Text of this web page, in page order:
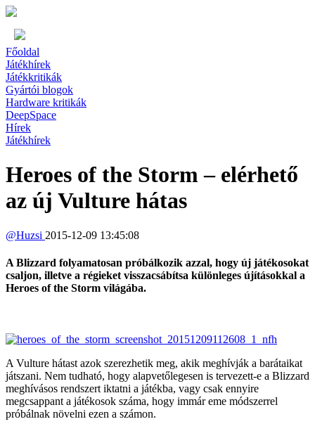
Főoldal
Játékhírek
Játékkritikák
Gyártói blogok
Hardware kritikák
DeepSpace
Hírek
Játékhírek
Heroes of the Storm – elérhető
az új Vulture hátas
@Huzsi 2015-12-09 13:45:08
A Blizzard folyamatosan próbálkozik azzal, hogy új játékosokat
csaljon, illetve a régieket visszacsábítsa különleges újításokkal a
Heroes of the Storm világába.
A Vulture hátast azok szerezhetik meg, akik meghívják a barátaikat
játszani. Nem tudható, hogy alapvetőlegesen is tervezett-e a Blizzard
meghívásos rendszert iktatni a játékba, vagy csak ennyire
megcsappant a játékosok száma, hogy immár eme módszerrel
próbálnak növelni ezen a számon.